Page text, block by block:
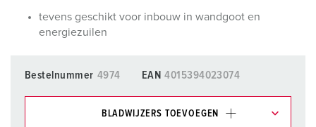
tevens geschikt voor inbouw in wandgoot en
energiezuilen
Bestelnummer 4974 EAN 4015394023074
BLADWIJZERS TOEVOEGEN